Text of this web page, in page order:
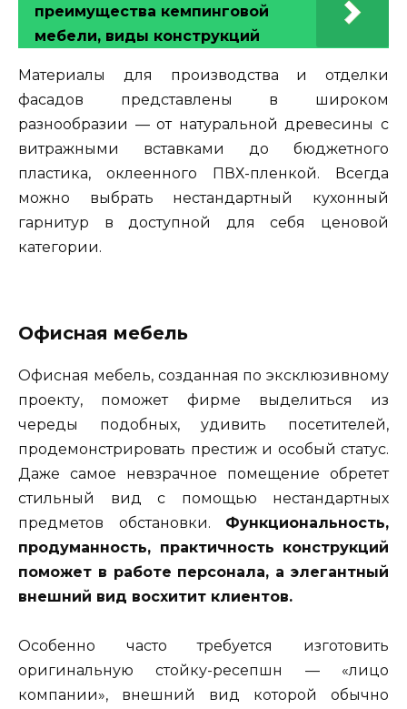
преимущества кемпинговой
мебели, виды конструкций
Материалы для производства и отделки
фасадов представлены в широком
разнообразии — от натуральной древесины с
витражными вставками до бюджетного
пластика, оклеенного ПВХ-пленкой. Всегда
можно выбрать нестандартный кухонный
гарнитур в доступной для себя ценовой
категории.
Офисная мебель
Офисная мебель, созданная по эксклюзивному
проекту, поможет фирме выделиться из
череды подобных, удивить посетителей,
продемонстрировать престиж и особый статус.
Даже самое невзрачное помещение обретет
стильный вид с помощью нестандартных
предметов обстановки. Функциональность,
продуманность, практичность конструкций
поможет в работе персонала, а элегантный
внешний вид восхитит клиентов.
Особенно часто требуется изготовить
оригинальную стойку-ресепшн — «лицо
компании», внешний вид которой обычно